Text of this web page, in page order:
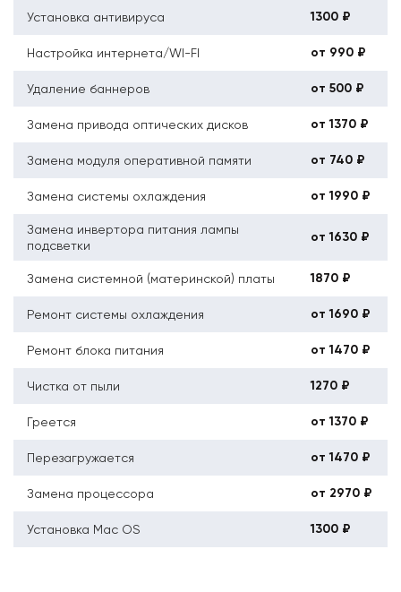
Установка антивируса 1300 ₽
Настройка интернета/WI-FI от 990 ₽
Удаление баннеров от 500 ₽
Замена привода оптических дисков от 1370 ₽
Замена модуля оперативной памяти от 740 ₽
Замена системы охлаждения от 1990 ₽
Замена инвертора питания лампы
подсветки
от 1630 ₽
Замена системной (материнской) платы 1870 ₽
Ремонт системы охлаждения от 1690 ₽
Ремонт блока питания от 1470 ₽
Чистка от пыли 1270 ₽
Греется от 1370 ₽
Перезагружается от 1470 ₽
Замена процессора от 2970 ₽
Установка Mac OS 1300 ₽